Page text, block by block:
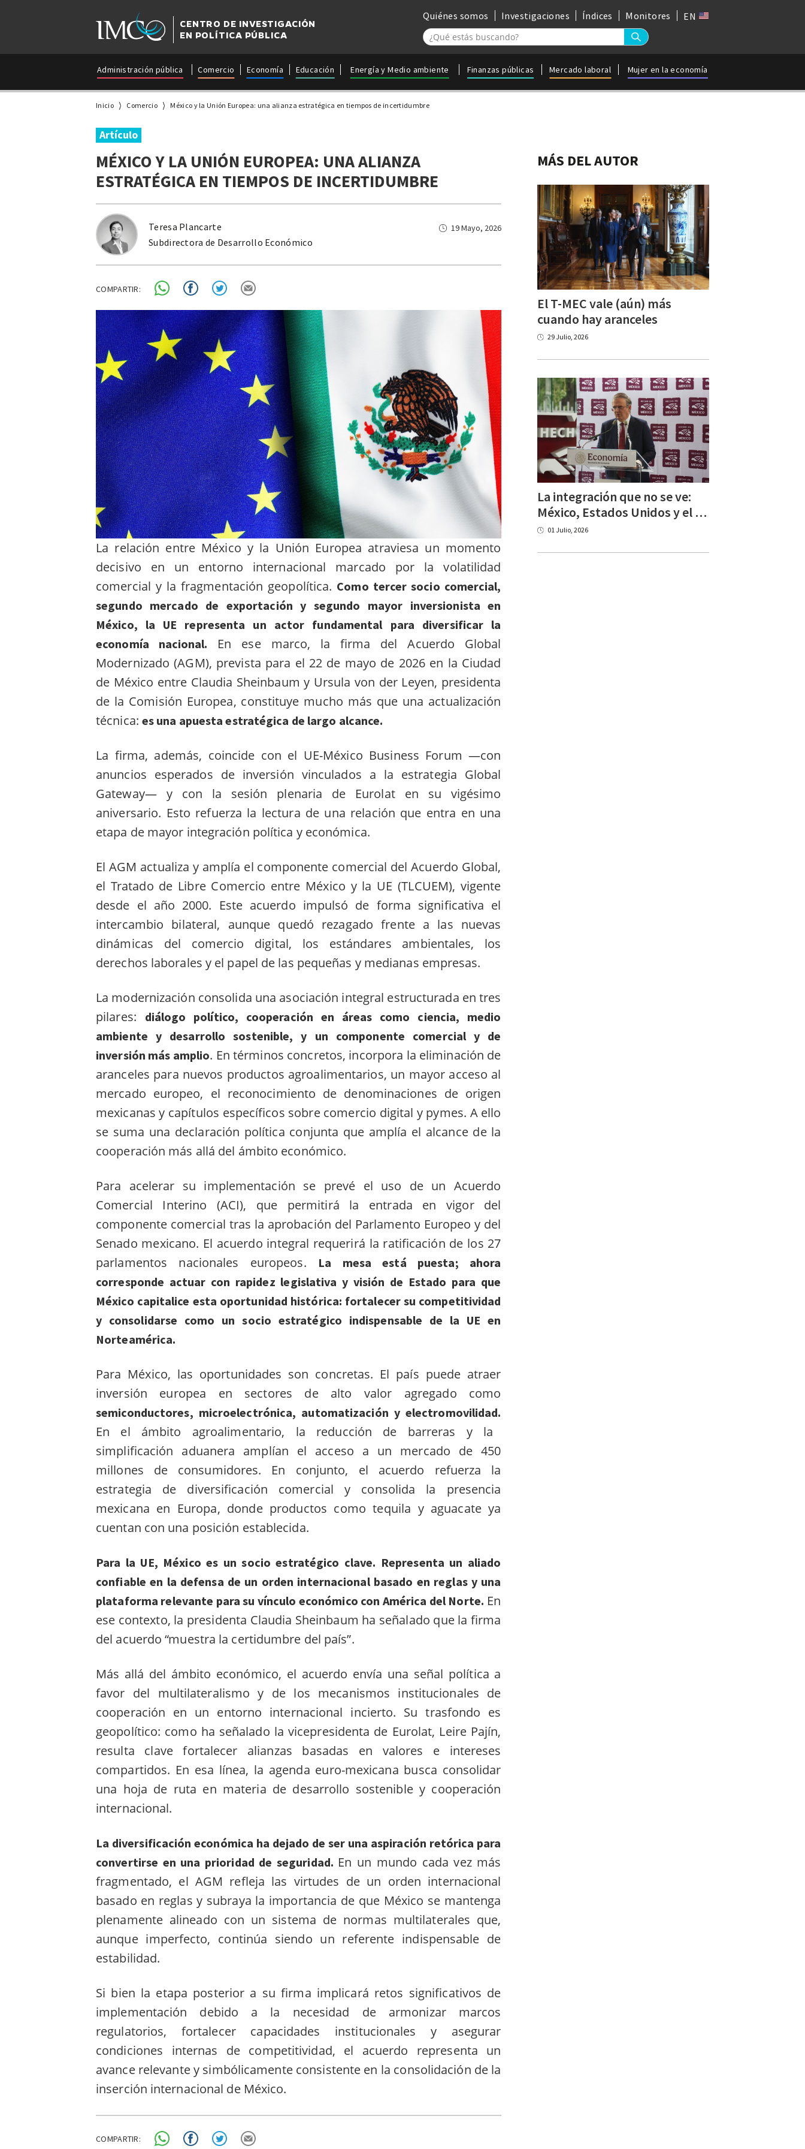
CENTRO DE INVESTIGACIÓN
EN POLÍTICA PÚBLICA
Quiénes somos Investigaciones Índices Monitores EN
Administración pública Comercio Economía Educación Energía y Medio ambiente Finanzas públicas Mercado laboral Mujer en la economía
Inicio Comercio México y la Unión Europea: una alianza estratégica en tiempos de incertidumbre
Artículo
MÉXICO Y LA UNIÓN EUROPEA: UNA ALIANZA
ESTRATÉGICA EN TIEMPOS DE INCERTIDUMBRE
Teresa Plancarte
Subdirectora de Desarrollo Económico
19 Mayo, 2026
COMPARTIR:
La relación entre México y la Unión Europea atraviesa un momento
decisivo en un entorno internacional marcado por la volatilidad
comercial y la fragmentación geopolítica. Como tercer socio comercial,
segundo mercado de exportación y segundo mayor inversionista en
México, la UE representa un actor fundamental para diversificar la
economía nacional.
En ese marco, la firma del Acuerdo Global
Modernizado (AGM), prevista para el 22 de mayo de 2026 en la Ciudad
de México entre Claudia Sheinbaum y Ursula von der Leyen, presidenta
de la Comisión Europea, constituye mucho más que una actualización
técnica: es una apuesta estratégica de largo alcance.
La firma, además, coincide con el UE-México Business Forum —con
anuncios esperados de inversión vinculados a la estrategia Global
Gateway— y con la sesión plenaria de Eurolat en su vigésimo
aniversario. Esto refuerza la lectura de una relación que entra en una
etapa de mayor integración política y económica.
El AGM actualiza y amplía el componente comercial del Acuerdo Global,
el Tratado de Libre Comercio entre México y la UE (TLCUEM), vigente
desde el año 2000. Este acuerdo impulsó de forma significativa el
intercambio bilateral, aunque quedó rezagado frente a las nuevas
dinámicas del comercio digital, los estándares ambientales, los
derechos laborales y el papel de las pequeñas y medianas empresas.
La modernización consolida una asociación integral estructurada en tres
pilares: diálogo político, cooperación en áreas como ciencia, medio
ambiente y desarrollo sostenible, y un componente comercial y de
inversión más amplio. En términos concretos, incorpora la eliminación de
aranceles para nuevos productos agroalimentarios, un mayor acceso al
mercado europeo, el reconocimiento de denominaciones de origen
mexicanas y capítulos específicos sobre comercio digital y pymes. A ello
se suma una declaración política conjunta que amplía el alcance de la
cooperación más allá del ámbito económico.
Para acelerar su implementación se prevé el uso de un Acuerdo
Comercial Interino (ACI), que permitirá la entrada en vigor del
componente comercial tras la aprobación del Parlamento Europeo y del
Senado mexicano. El acuerdo integral requerirá la ratificación de los 27
parlamentos nacionales europeos.
La mesa está puesta; ahora
corresponde actuar con rapidez legislativa y visión de Estado para que
México capitalice esta oportunidad histórica: fortalecer su competitividad
y consolidarse como un socio estratégico indispensable de la UE en
Norteamérica.
Para México, las oportunidades son concretas. El país puede atraer
inversión europea en sectores de alto valor agregado como
semiconductores, microelectrónica, automatización y electromovilidad.
En el ámbito agroalimentario, la reducción de barreras y la
simplificación aduanera amplían el acceso a un mercado de 450
millones de consumidores. En conjunto, el acuerdo refuerza la
estrategia de diversificación comercial y consolida la presencia
mexicana en Europa, donde productos como tequila y aguacate ya
cuentan con una posición establecida.
Para la UE, México es un socio estratégico clave. Representa un aliado
confiable en la defensa de un orden internacional basado en reglas y una
plataforma relevante para su vínculo económico con América del Norte. En
ese contexto, la presidenta Claudia Sheinbaum ha señalado que la firma
del acuerdo “muestra la certidumbre del país”.
Más allá del ámbito económico, el acuerdo envía una señal política a
favor del multilateralismo y de los mecanismos institucionales de
cooperación en un entorno internacional incierto. Su trasfondo es
geopolítico: como ha señalado la vicepresidenta de Eurolat, Leire Pajín,
resulta clave fortalecer alianzas basadas en valores e intereses
compartidos. En esa línea, la agenda euro-mexicana busca consolidar
una hoja de ruta en materia de desarrollo sostenible y cooperación
internacional.
La diversificación económica ha dejado de ser una aspiración retórica para
convertirse en una prioridad de seguridad. En un mundo cada vez más
fragmentado, el AGM refleja las virtudes de un orden internacional
basado en reglas y subraya la importancia de que México se mantenga
plenamente alineado con un sistema de normas multilaterales que,
aunque imperfecto, continúa siendo un referente indispensable de
estabilidad.
Si bien la etapa posterior a su firma implicará retos significativos de
implementación debido a la necesidad de armonizar marcos
regulatorios, fortalecer capacidades institucionales y asegurar
condiciones internas de competitividad, el acuerdo representa un
avance relevante y simbólicamente consistente en la consolidación de la
inserción internacional de México.
COMPARTIR:
MÁS DEL AUTOR
El T-MEC vale (aún) más
cuando hay aranceles
29 Julio, 2026
La integración que no se ve:
México, Estados Unidos y el nuevo T-MEC
01 Julio, 2026